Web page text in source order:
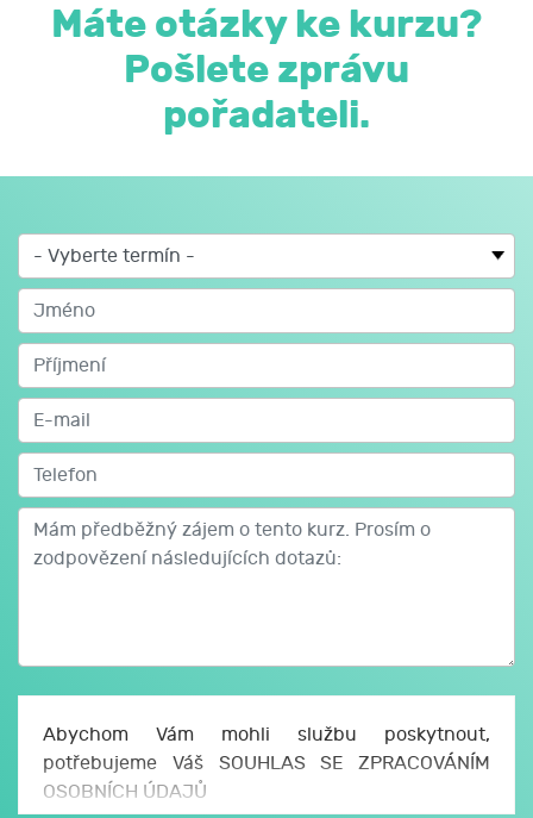
Máte otázky ke kurzu?
Pošlete zprávu
pořadateli.
Abychom Vám mohli službu poskytnout,
potřebujeme Váš SOUHLAS SE ZPRACOVÁNÍM
OSOBNÍCH ÚDAJŮ